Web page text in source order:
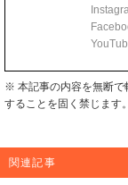
※ 本記事の内容を無断で
することを固く禁じます。
関連記事